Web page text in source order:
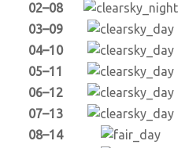
02–08
03–09
04–10
05–11
06–12
07–13
08–14